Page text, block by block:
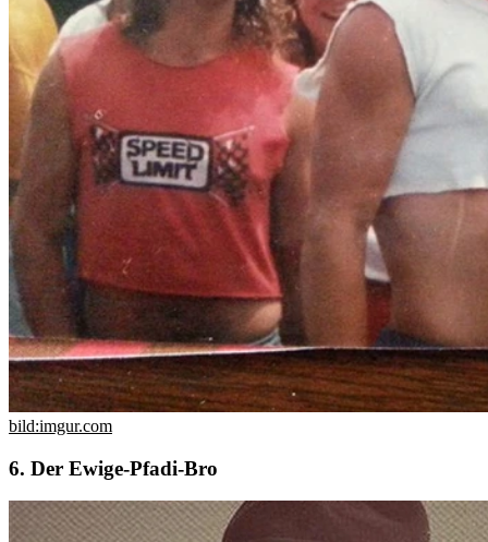
bild:imgur.com
6. Der Ewige-Pfadi-Bro